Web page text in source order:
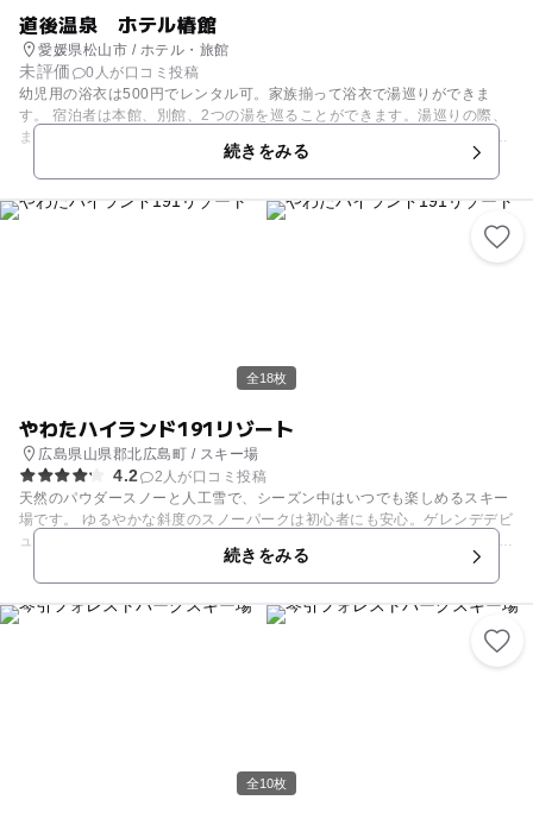
道後温泉 ホテル椿館
愛媛県松山市 / ホテル・旅館
未評価
0人が口コミ投稿
幼児用の浴衣は500円でレンタル可。家族揃って浴衣で湯巡りができま
す。 宿泊者は本館、別館、2つの湯を巡ることができます。湯巡りの際、
また道後温泉本館へ入浴の際も、籠とタオル、せっけんを玄関で渡してく
ぶこと間違いなしですね。 日本最古の湯で、日頃の疲れをゆっくりリフレ
ッシュできることでしょう。
続きをみる
全18枚
やわたハイランド191リゾート
広島県山県郡北広島町 / スキー場
4.2
2人が口コミ投稿
天然のパウダースノーと人工雪で、シーズン中はいつでも楽しめるスキー
場です。 ゆるやかな斜度のスノーパークは初心者にも安心。ゲレンデデビ
ューに最適。キッズゲレンデでは、ソリやチュービングが楽しめます。 曜
日によってお得な料金プランがあったり、小学生以下のスキー大会や、ち
びっ子宝探し大会などのイベントも開催されるのでHPは要チェックで
す。 【スキー場情報】 例年12月中旬頃～翌年3月上旬頃
続きをみる
全10枚